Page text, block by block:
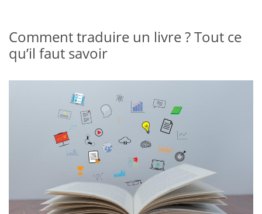
Comment traduire un livre ? Tout ce
qu’il faut savoir